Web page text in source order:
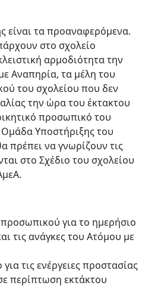
είναι τα προαναφερόμενα.
στο σχολείο
αρμοδιότητα την
Αναπηρία, τα μέλη του
του σχολείου που δεν
την ώρα του έκτακτου
προσωπικό του
Υποστήριξης του
πρέπει να γνωρίζουν τις
στο Σχέδιο του σχολείου
για το ημερήσιο
τις ανάγκες του Ατόμου με
τις ενέργειες προστασίας
περίπτωση εκτάκτου